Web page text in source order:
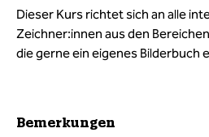
Dieser Kurs richtet sich an alle
Zeichner:innen aus den
die gerne ein eigenes Bilderbuch
Bemerkungen